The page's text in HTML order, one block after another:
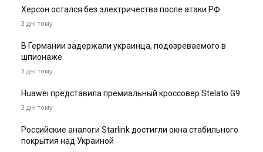
Херсон остался без электричества после атаки РФ
3 дні тому
В Германии задержали украинца, подозреваемого в
шпионаже
3 дні тому
Huawei представила премиальный кроссовер Stelato G9
3 дні тому
Российские аналоги Starlink достигли окна стабильного
покрытия над Украиной